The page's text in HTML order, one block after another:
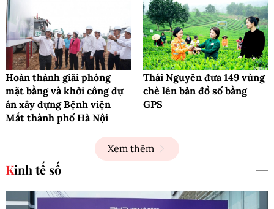
Hoàn thành giải phóng
mặt bằng và khởi công dự
án xây dựng Bệnh viện
Mắt thành phố Hà Nội
Thái Nguyên đưa 149 vùng
chè lên bản đồ số bằng
GPS
Xem thêm
Kinh tế số